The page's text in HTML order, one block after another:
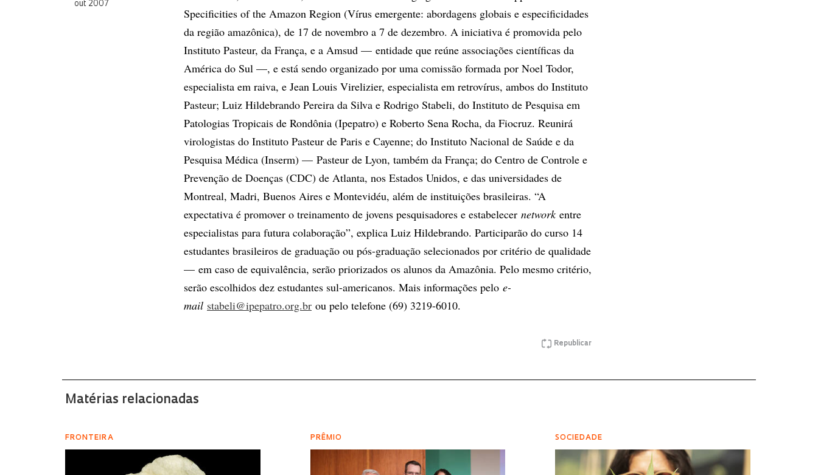
out 2007
Specificities of the Amazon Region (Vírus emergente: abordagens globais e especificidades
da região amazônica), de 17 de novembro a 7 de dezembro. A iniciativa é promovida pelo
Instituto Pasteur, da França, e a Amsud — entidade que reúne associações científicas da
América do Sul —, e está sendo organizado por uma comissão formada por Noel Todor,
especialista em raiva, e Jean Louis Virelizier, especialista em retrovírus, ambos do Instituto
Pasteur; Luiz Hildebrando Pereira da Silva e Rodrigo Stabeli, do Instituto de Pesquisa em
Patologias Tropicais de Rondônia (Ipepatro) e Roberto Sena Rocha, da Fiocruz. Reunirá
virologistas do Instituto Pasteur de Paris e Cayenne; do Instituto Nacional de Saúde e da
Pesquisa Médica (Inserm) — Pasteur de Lyon, também da França; do Centro de Controle e
Prevenção de Doenças (CDC) de Atlanta, nos Estados Unidos, e das universidades de
Montreal, Madri, Buenos Aires e Montevidéu, além de instituições brasileiras. “A
expectativa é promover o treinamento de jovens pesquisadores e estabelecer networkentre
especialistas para futura colaboração”, explica Luiz Hildebrando. Participarão do curso 14
estudantes brasileiros de graduação ou pós-graduação selecionados por critério de qualidade
— em caso de equivalência, serão priorizados os alunos da Amazônia. Pelo mesmo critério,
serão escolhidos dez estudantes sul-americanos. Mais informações pelo e-
mail stabeli@ipepatro.org.br ou pelo telefone (69) 3219-6010.
Republicar